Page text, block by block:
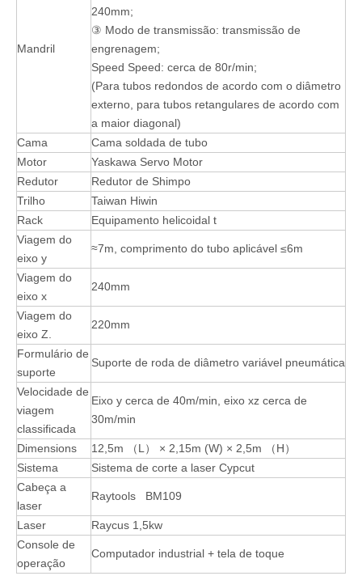
Mandril
240mm;
③ Modo de transmissão: transmissão de
engrenagem;
Speed ​​Speed: cerca de 80r/min;
(Para tubos redondos de acordo com o diâmetro
externo, para tubos retangulares de acordo com
a maior diagonal)
Cama
Cama soldada de tubo
Motor
Yaskawa Servo Motor
Redutor
Redutor de Shimpo
Trilho
Taiwan Hiwin
Rack
Equipamento helicoidal t
Viagem do
eixo y
≈7m, comprimento do tubo aplicável ≤6m
Viagem do
eixo x
240mm
Viagem do
eixo Z.
220mm
Formulário de
suporte
Suporte de roda de diâmetro variável pneumática
Velocidade de
viagem
classificada
Eixo y cerca de 40m/min, eixo xz cerca de
30m/min
Dimensions
12,5m （L） × 2,15m (W) × 2,5m （H）
Sistema
Sistema de corte a laser Cypcut
Cabeça a
laser
Raytools BM109
Laser
Raycus 1,5kw
Console de
operação
Computador industrial + tela de toque